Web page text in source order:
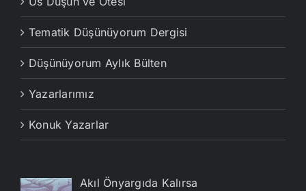
Tematik Düşünüyorum Dergisi
Düşünüyorum Aylık Bülten
Yazarlarımız
Konuk Yazarlar
Akıl Önyargıda Kalırsa